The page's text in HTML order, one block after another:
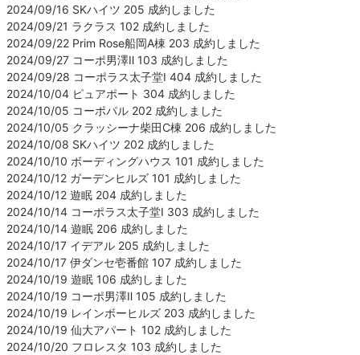
2024/09/16 SKハイツ 205 成約しました
2024/09/21 ラクラス 102 成約しました
2024/09/22 Prim Rose船岡A棟 203 成約しました
2024/09/27 コーポ男澤Ⅱ 103 成約しました
2024/09/28 コーポラス太子堂Ⅰ 404 成約しました
2024/10/04 ピュアポート 304 成約しました
2024/10/05 コーポパル 202 成約しました
2024/10/05 クラッシーナ柴田C棟 206 成約しました
2024/10/08 SKハイツ 202 成約しました
2024/10/10 ボーディングハウス 101 成約しました
2024/10/12 ガーデンヒルズ 101 成約しました
2024/10/12 遊眠 204 成約しました
2024/10/14 コーポラス太子堂Ⅰ 303 成約しました
2024/10/14 遊眠 206 成約しました
2024/10/17 イデアル 205 成約しました
2024/10/17 伊ダンセ壱番館 107 成約しました
2024/10/19 遊眠 106 成約しました
2024/10/19 コーポ男澤Ⅱ 105 成約しました
2024/10/19 レインボーヒルズ 203 成約しました
2024/10/19 仙大アパート 102 成約しました
2024/10/20 フロレスタ 103 成約しました